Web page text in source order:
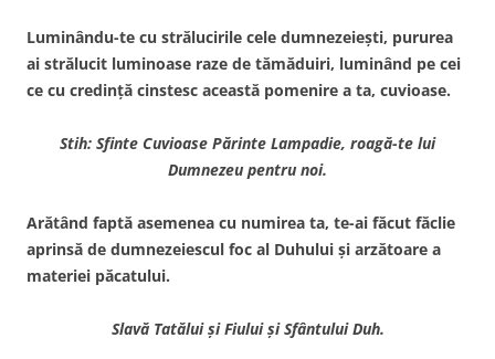
Luminându-te cu strălucirile cele dumnezeieşti, pururea
ai strălucit luminoase raze de tămăduiri, luminând pe cei
ce cu credinţă cinstesc această pomenire a ta, cuvioase.
Stih: Sfinte Cuvioase Părinte Lampadie, roagă-te lui
Dumnezeu pentru noi.
Arătând faptă asemenea cu numirea ta, te-ai făcut făclie
aprinsă de dumnezeiescul foc al Duhului şi arzătoare a
materiei păcatului.
Slavă Tatălui şi Fiului şi Sfântului Duh.